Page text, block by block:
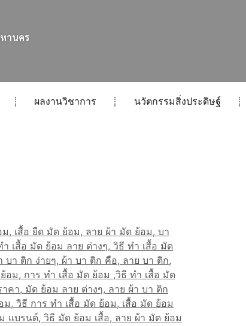
หานคร
ผลงานวิชาการ นวัตกรรมสิ่งประดิษฐ์